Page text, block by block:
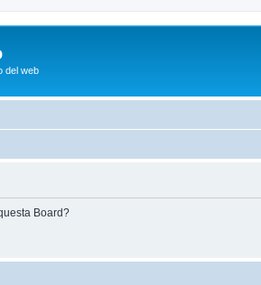
del web
Board?